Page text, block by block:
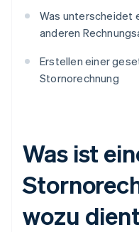
Was unterscheidet
anderen
Erstellen einer
Stornorechnung
Was ist
wozu